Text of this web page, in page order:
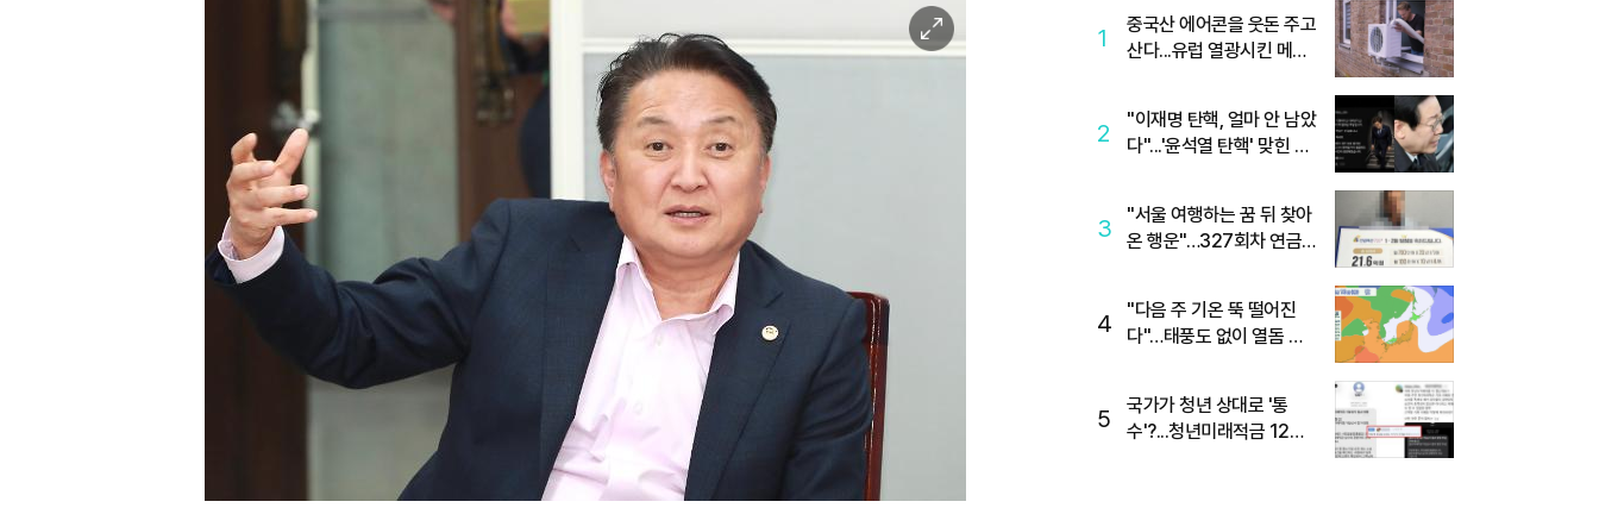
이
미
1
중국산 에어콘을 웃돈 주고
산다...유럽 열광시킨 메이
2
"이재명 탄핵, 얼마 안 남았
다"...'윤석열 탄핵' 맞힌 무
3
"서울 여행하는 꿈 뒤 찾아
온 행운"…327회차 연금
4
"다음 주 기온 뚝 떨어진
다"…태풍도 없이 열돔 박
5
국가가 청년 상대로 '통
수'?...청년미래적금 12%